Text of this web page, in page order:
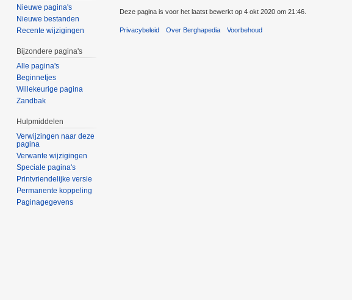
Nieuwe pagina's
Nieuwe bestanden
Recente wijzigingen
Bijzondere pagina's
Alle pagina's
Beginnetjes
Willekeurige pagina
Zandbak
Hulpmiddelen
Verwijzingen naar deze
pagina
Verwante wijzigingen
Speciale pagina's
Printvriendelijke versie
Permanente koppeling
Paginagegevens
Deze pagina is voor het laatst bewerkt op 4 okt 2020 om 21:46.
Privacybeleid Over Berghapedia Voorbehoud